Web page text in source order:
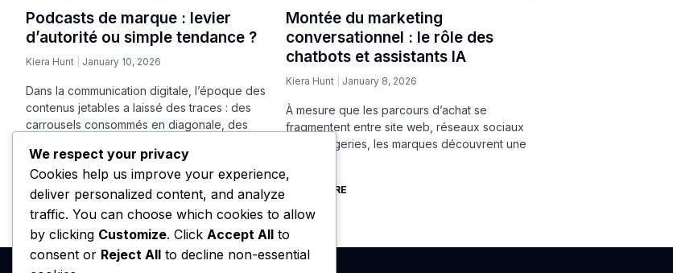
Podcasts de marque : levier
d’autorité ou simple tendance ?
Kiera Hunt January 10, 2026
Dans la communication digitale, l’époque des
contenus jetables a laissé des traces : des
carrousels consommés en diagonale, des
READ MORE
Montée du marketing
conversationnel : le rôle des
chatbots et assistants IA
Kiera Hunt January 8, 2026
À mesure que les parcours d’achat se
fragmentent entre site web, réseaux sociaux
et messageries, les marques découvrent une
READ MORE
We respect your privacy
Cookies help us improve your experience,
deliver personalized content, and analyze
traffic. You can choose which cookies to allow
by clicking Customize. Click Accept All to
consent or Reject All to decline non-essential